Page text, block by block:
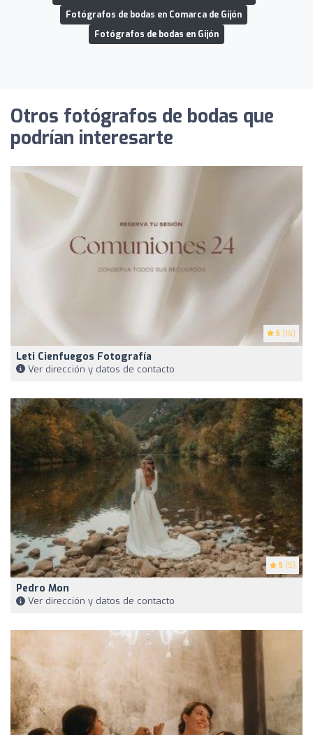
Fotógrafos de bodas en Comarca de Gijón
Fotógrafos de bodas en Gijón
Otros fotógrafos de bodas que
podrían interesarte
5 (16)
Leti Cienfuegos Fotografía
Ver dirección y datos de contacto
5 (5)
Pedro Mon
Ver dirección y datos de contacto